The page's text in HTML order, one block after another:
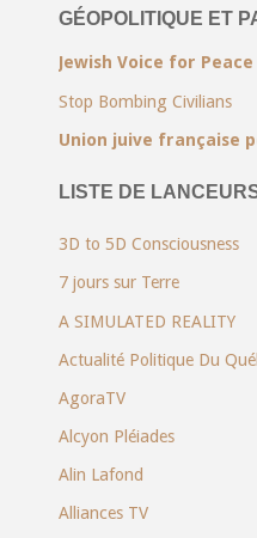
GÉOPOLITIQUE ET
Jewish Voice for Peace
Stop Bombing Civilians
Union juive française
LISTE DE
3D to 5D Consciousness
7 jours sur Terre
A SIMULATED REALITY
Actualité Politique Du
AgoraTV
Alcyon Pléiades
Alin Lafond
Alliances TV